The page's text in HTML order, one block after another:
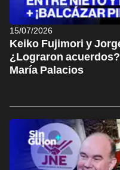
15/07/2026
Keiko Fujimori y
¿Lograron
María Palacios